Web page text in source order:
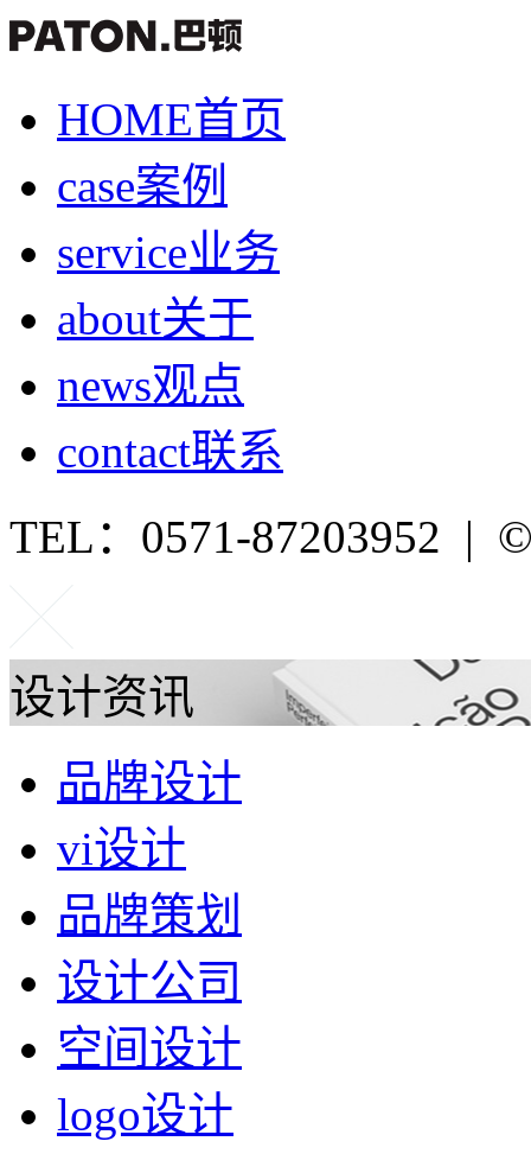
HOME首页
case案例
service业务
about关于
news观点
contact联系
TEL：0571-87203952 |
设计资讯
品牌设计
vi设计
品牌策划
设计公司
空间设计
logo设计